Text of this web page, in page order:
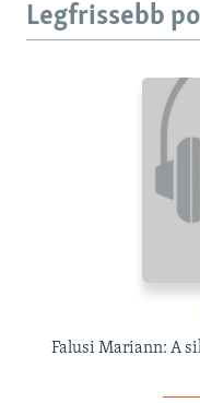
Legfrissebb
Falusi Mariann: A